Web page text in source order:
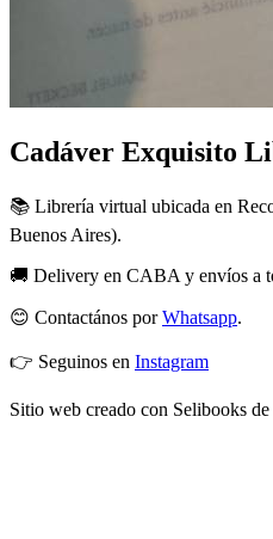
Cadáver Exquisito
📚 Librería virtual ubicada en
Buenos Aires).
🚚 Delivery en CABA y envíos a
😊 Contactános porWhatsapp.
👉 Seguinos en Instagram
Sitio web creado con Selibooks